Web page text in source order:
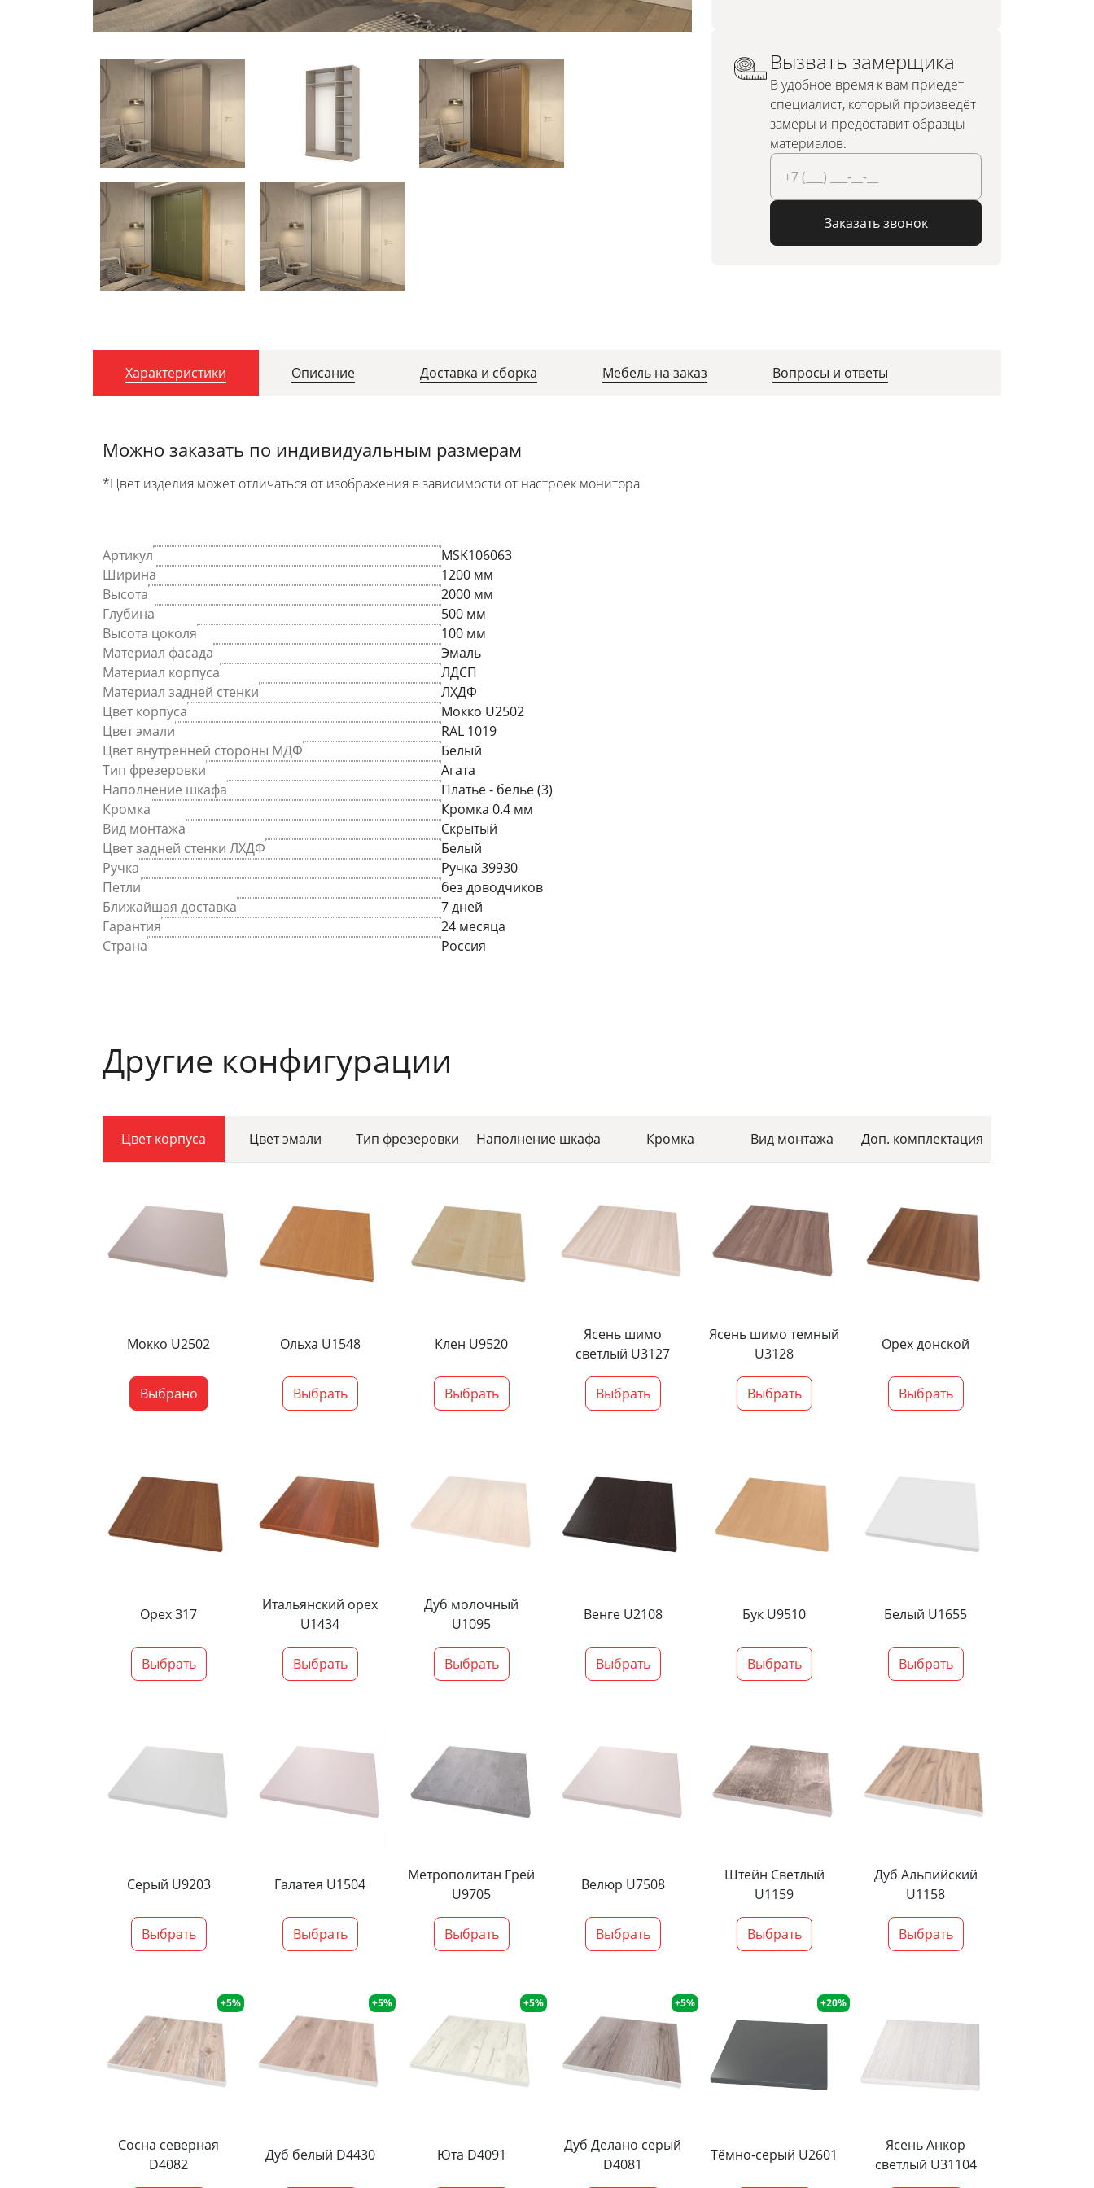
Вызвать замерщика
В удобное время к вам приедет
специалист, который произведёт
замеры и предоставит образцы
материалов.
Заказать звонок
Характеристики Описание Доставка и сборка Мебель на заказ Вопросы и ответы
Можно заказать по индивидуальным размерам
*Цвет изделия может отличаться от изображения в зависимости от настроек монитора
Артикул
MSK106063
Ширина
1200 мм
Высота
2000 мм
Глубина
500 мм
Высота цоколя
100 мм
Материал фасада
Эмаль
Материал корпуса
ЛДСП
Материал задней стенки
ЛХДФ
Цвет корпуса
Мокко U2502
Цвет эмали
RAL 1019
Цвет внутренней стороны МДФ
Белый
Тип фрезеровки
Агата
Наполнение шкафа
Платье - белье (3)
Кромка
Кромка 0.4 мм
Вид монтажа
Скрытый
Цвет задней стенки ЛХДФ
Белый
Ручка
Ручка 39930
Петли
без доводчиков
Ближайшая доставка
7 дней
Гарантия
24 месяца
Страна
Россия
Другие конфигурации
Цвет корпуса Цвет эмали Тип фрезеровки Наполнение шкафа Кромка Вид монтажа Доп. комплектация
Мокко U2502
Выбрано
Ольха U1548
Выбрать
Клен U9520
Выбрать
Ясень шимо
светлый U3127
Выбрать
Ясень шимо темный
U3128
Выбрать
Орех донской
Выбрать
Орех 317
Выбрать
Итальянский орех
U1434
Выбрать
Дуб молочный
U1095
Выбрать
Венге U2108
Выбрать
Бук U9510
Выбрать
Белый U1655
Выбрать
Серый U9203
Выбрать
Галатея U1504
Выбрать
Метрополитан Грей
U9705
Выбрать
Велюр U7508
Выбрать
Штейн Светлый
U1159
Выбрать
Дуб Альпийский
U1158
Выбрать
+5%
Сосна северная
D4082
+5%
Дуб белый D4430
+5%
Юта D4091
+5%
Дуб Делано серый
D4081
+20%
Тёмно-серый U2601
Ясень Анкор
светлый U31104